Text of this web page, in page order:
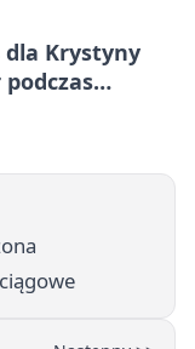
Krystyny